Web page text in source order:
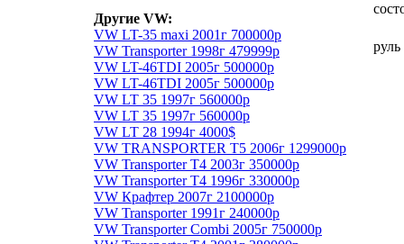
Другие VW:
VW LT-35 maxi 2001г 700000р
VW Transporter 1998г 479999р
VW LT-46TDI 2005г 500000р
VW LT-46TDI 2005г 500000р
VW LT 35 1997г 560000р
VW LT 35 1997г 560000р
VW LT 28 1994г 4000$
VW TRANSPORTER T5 2006г 1299000р
VW Transporter T4 2003г 350000р
VW Transporter T4 1996г 330000р
VW Крафтер 2007г 2100000р
VW Transporter 1991г 240000р
VW Transporter Combi 2005г 750000р
руль